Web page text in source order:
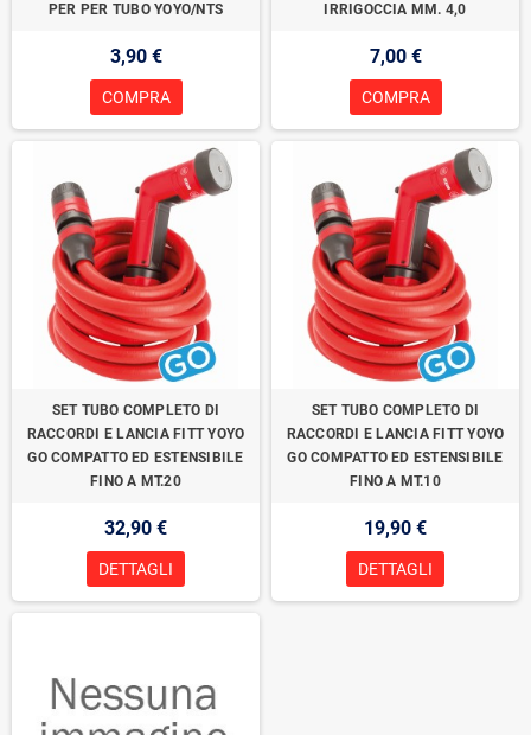
PER PER TUBO YOYO/NTS
3,90 €
COMPRA
IRRIGOCCIA MM. 4,0
7,00 €
COMPRA
SET TUBO COMPLETO DI
RACCORDI E LANCIA FITT YOYO
GO COMPATTO ED ESTENSIBILE
FINO A MT.20
32,90 €
DETTAGLI
SET TUBO COMPLETO DI
RACCORDI E LANCIA FITT YOYO
GO COMPATTO ED ESTENSIBILE
FINO A MT.10
19,90 €
DETTAGLI